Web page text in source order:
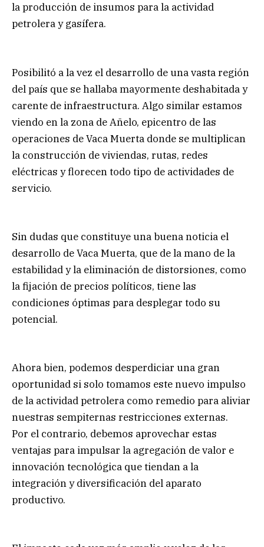
la producción de insumos para la actividad
petrolera y gasífera.
Posibilitó a la vez el desarrollo de una vasta región
del país que se hallaba mayormente deshabitada y
carente de infraestructura. Algo similar estamos
viendo en la zona de Añelo, epicentro de las
operaciones de Vaca Muerta donde se multiplican
la construcción de viviendas, rutas, redes
eléctricas y florecen todo tipo de actividades de
servicio.
Sin dudas que constituye una buena noticia el
desarrollo de Vaca Muerta, que de la mano de la
estabilidad y la eliminación de distorsiones, como
la fijación de precios políticos, tiene las
condiciones óptimas para desplegar todo su
potencial.
Ahora bien, podemos desperdiciar una gran
oportunidad si solo tomamos este nuevo impulso
de la actividad petrolera como remedio para aliviar
nuestras sempiternas restricciones externas.
Por el contrario, debemos aprovechar estas
ventajas para impulsar la agregación de valor e
innovación tecnológica que tiendan a la
integración y diversificación del aparato
productivo.